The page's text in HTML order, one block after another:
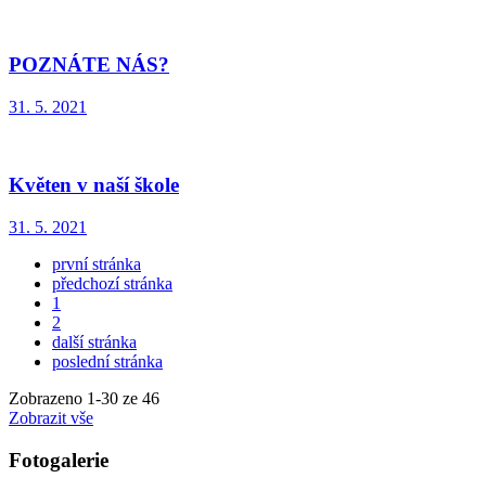
POZNÁTE NÁS?
31. 5. 2021
Květen v naší škole
31. 5. 2021
první stránka
předchozí stránka
1
2
další stránka
poslední stránka
Zobrazeno 1-30 ze 46
Zobrazit vše
Fotogalerie